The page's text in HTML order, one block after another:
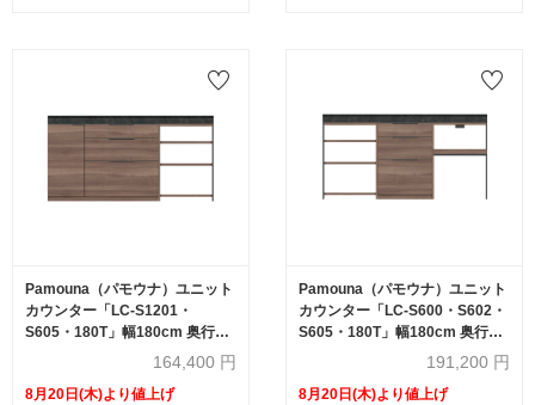
Pamouna（パモウナ）ユニット
カウンター「LC-S1201・
S605・180T」幅180cm 奥行
46cm 高さ92.7cm 引出し+扉収
納（扉：向かって左） サイドラ
ック 下台全4色 天板全2色
164,400 円
8月20日(木)より値上げ
Pamouna（パモウナ）ユニット
カウンター「LC-S600・S602・
S605・180T」幅180cm 奥行
46cm 高さ92.7cm 引出し収納
家電収納 サイドラック 下台全4
色 天板全2色
191,200 円
8月20日(木)より値上げ